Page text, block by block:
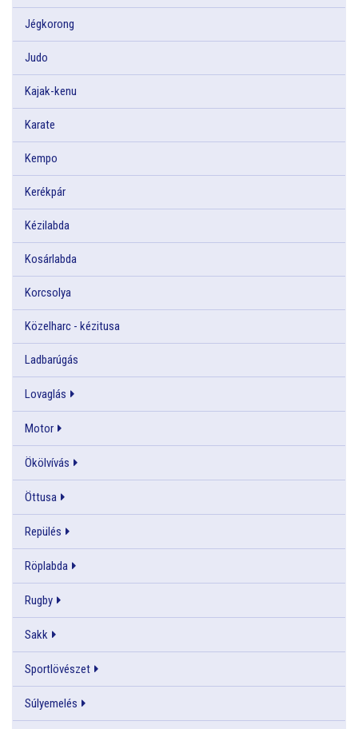
Jégkorong
Judo
Kajak-kenu
Karate
Kempo
Kerékpár
Kézilabda
Kosárlabda
Korcsolya
Közelharc - kézitusa
Ladbarúgás
Lovaglás
Motor
Ökölvívás
Öttusa
Repülés
Röplabda
Rugby
Sakk
Sportlövészet
Súlyemelés